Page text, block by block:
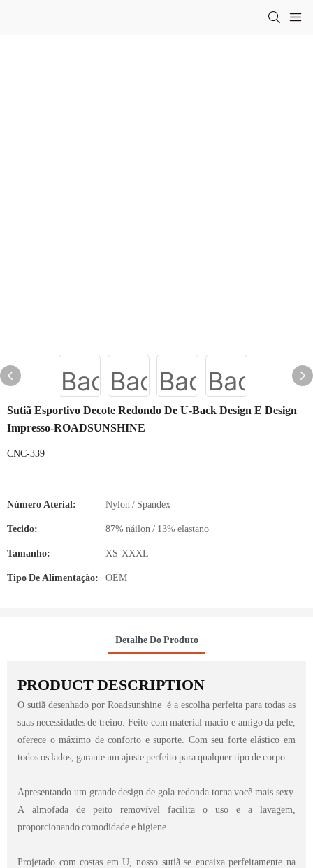
Sutiã Esportivo Decote Redondo De U-Back Design E Design
Impresso-ROADSUNSHINE
CNC-339
Número Aterial: Nylon / Spandex
Tecido: 87% náilon / 13% elastano
Tamanho: XS-XXXL
Tipo De Alimentação: OEM
Detalhe Do Produto
PRODUCT DESCRIPTION
O sutiã desenhado por Roadsunshine é a escolha perfeita para todas as
suas necessidades de treino. Feito com material macio e amigo da pele,
oferece o máximo de conforto e suporte. Com seu forte elástico em
todos os lados, garante um ajuste perfeito para qualquer tipo de corpo
Apresentando um grande design de gola redonda torna você mais sexy.
A almofada de peito removível facilita o uso e a lavagem,
proporcionando comodidade e higiene.
Projetado com costas em U, nosso sutiã se encaixa perfeitamente na